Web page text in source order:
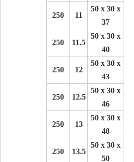
250 11
50 x 30 x
37
250 11.5
50 x 30 x
40
250 12
50 x 30 x
43
250 12.5
50 x 30 x
46
250 13
50 x 30 x
48
250 13.5
50 x 30 x
50